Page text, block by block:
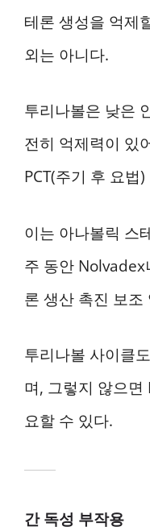
테론 생성을 억제
외는 아니다.
투리나볼은 낮은
전히 억제력이 있
PCT(주기 후 요법
이는 아나볼릭 스
주 동안 Nolvadex
론 생산 촉진 보
투리나볼 사이클
며, 그렇지 않으면
요할 수 있다.
간 독성 부작용